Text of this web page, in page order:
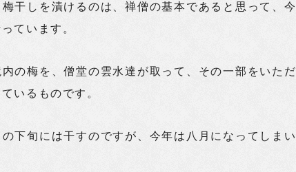
干しを漬けるのは、禅僧の基本であると思って、今
ています。
の梅を、僧堂の雲水達が取って、その一部をいただ
いるものです。
下旬には干すのですが、今年は八月になってしまい